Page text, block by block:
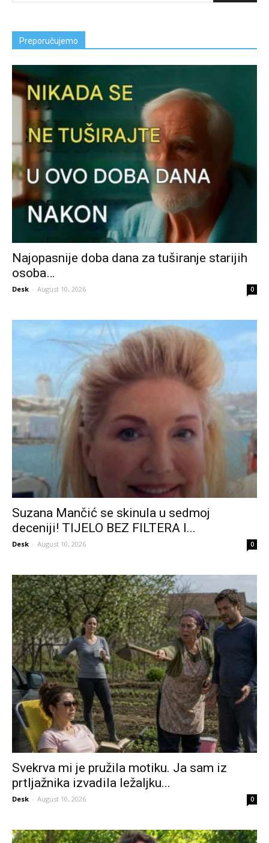
Preporučujemo
Najopasnije doba dana za tuširanje starijih
osoba…
Desk - August 10, 2026 0
Suzana Mančić se skinula u sedmoj
deceniji! TIJELO BEZ FILTERA I...
Desk - August 10, 2026 0
Svekrva mi je pružila motiku. Ja sam iz
prtljažnika izvadila ležaljku...
Desk - August 10, 2026 0